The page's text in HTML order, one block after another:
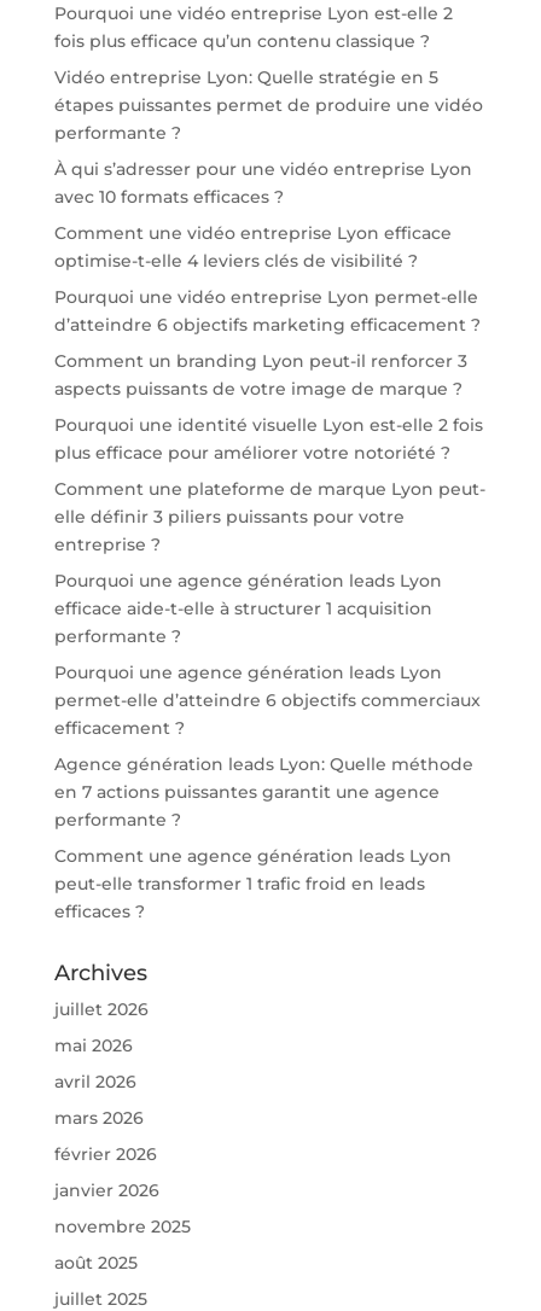
Pourquoi une vidéo entreprise Lyon est-elle 2
fois plus efficace qu’un contenu classique ?
Vidéo entreprise Lyon: Quelle stratégie en 5
étapes puissantes permet de produire une vidéo
performante ?
À qui s’adresser pour une vidéo entreprise Lyon
avec 10 formats efficaces ?
Comment une vidéo entreprise Lyon efficace
optimise-t-elle 4 leviers clés de visibilité ?
Pourquoi une vidéo entreprise Lyon permet-elle
d’atteindre 6 objectifs marketing efficacement ?
Comment un branding Lyon peut-il renforcer 3
aspects puissants de votre image de marque ?
Pourquoi une identité visuelle Lyon est-elle 2 fois
plus efficace pour améliorer votre notoriété ?
Comment une plateforme de marque Lyon peut-
elle définir 3 piliers puissants pour votre
entreprise ?
Pourquoi une agence génération leads Lyon
efficace aide-t-elle à structurer 1 acquisition
performante ?
Pourquoi une agence génération leads Lyon
permet-elle d’atteindre 6 objectifs commerciaux
efficacement ?
Agence génération leads Lyon: Quelle méthode
en 7 actions puissantes garantit une agence
performante ?
Comment une agence génération leads Lyon
peut-elle transformer 1 trafic froid en leads
efficaces ?
Archives
juillet 2026
mai 2026
avril 2026
mars 2026
février 2026
janvier 2026
novembre 2025
août 2025
juillet 2025